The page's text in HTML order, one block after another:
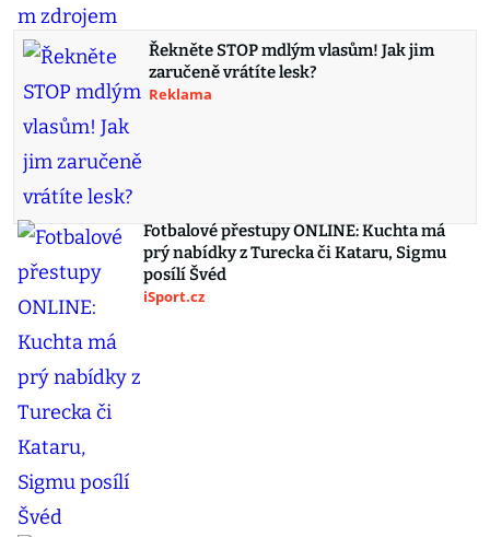
Řekněte STOP mdlým vlasům! Jak jim
zaručeně vrátíte lesk?
Reklama
Fotbalové přestupy ONLINE: Kuchta má
prý nabídky z Turecka či Kataru, Sigmu
posílí Švéd
iSport.cz